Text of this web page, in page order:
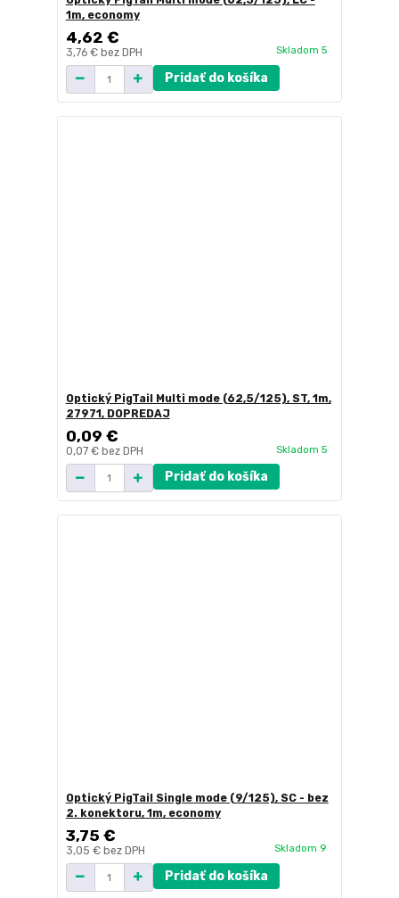
1m, economy
4,62 €
3,76 € bez DPH Skladom 5
Pridať do košíka
Optický PigTail Multi mode (62,5/125), ST, 1m,
27971, DOPREDAJ
0,09 €
0,07 € bez DPH Skladom 5
Pridať do košíka
Optický PigTail Single mode (9/125), SC - bez
2. konektoru, 1m, economy
3,75 €
3,05 € bez DPH Skladom 9
Pridať do košíka